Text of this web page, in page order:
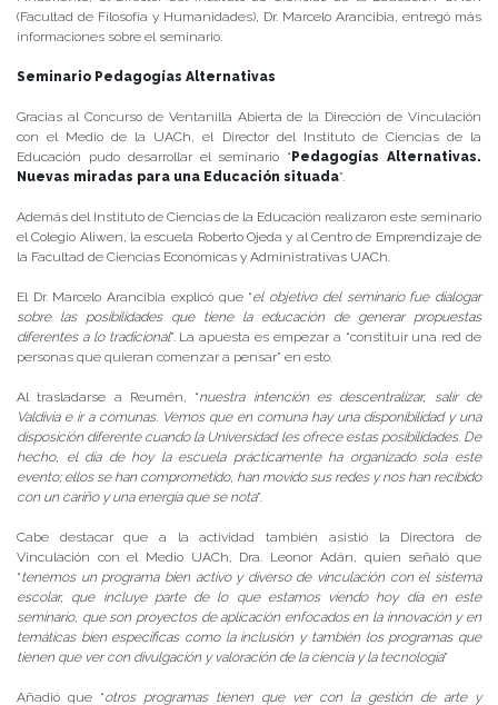
(Facultad de Filosofía y Humanidades), Dr. Marcelo Arancibia, entregó más
informaciones sobre el seminario.
Seminario Pedagogías Alternativas
Gracias al Concurso de Ventanilla Abierta de la Dirección de Vinculación
con el Medio de la UACh, el Director del Instituto de Ciencias de la
Educación pudo desarrollar el seminario “Pedagogías Alternativas.
Nuevas miradas para una Educación situada”.
Además del Instituto de Ciencias de la Educación realizaron este seminario
el Colegio Aliwen, la escuela Roberto Ojeda y al Centro de Emprendizaje de
la Facultad de Ciencias Económicas y Administrativas UACh.
El Dr. Marcelo Arancibia explicó que “el objetivo del seminario fue dialogar
sobre las posibilidades que tiene la educación de generar propuestas
diferentes a lo tradicional”. La apuesta es empezar a “constituir una red de
personas que quieran comenzar a pensar” en esto.
Al trasladarse a Reumén, “nuestra intención es descentralizar, salir de
Valdivia e ir a comunas. Vemos que en comuna hay una disponibilidad y una
disposición diferente cuando la Universidad les ofrece estas posibilidades. De
hecho, el día de hoy la escuela prácticamente ha organizado sola este
evento; ellos se han comprometido, han movido sus redes y nos han recibido
con un cariño y una energía que se nota”.
Cabe destacar que a la actividad también asistió la Directora de
Vinculación con el Medio UACh, Dra. Leonor Adán, quien señaló que
“tenemos un programa bien activo y diverso de vinculación con el sistema
escolar, que incluye parte de lo que estamos viendo hoy día en este
seminario, que son proyectos de aplicación enfocados en la innovación y en
temáticas bien específicas como la inclusión y también los programas que
tienen que ver con divulgación y valoración de la ciencia y la tecnología”
Añadió que “otros programas tienen que ver con la gestión de arte y